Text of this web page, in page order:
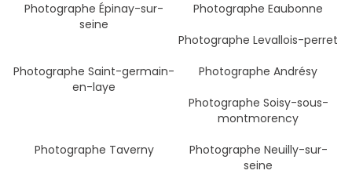
Photographe Épinay-sur-
seine
Photographe Eaubonne
Photographe Levallois-perret
Photographe Saint-germain-
en-laye
Photographe Andrésy
Photographe Soisy-sous-
montmorency
Photographe Taverny
Photographe Neuilly-sur-
seine